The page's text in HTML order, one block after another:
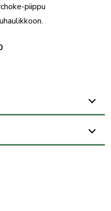
piippu